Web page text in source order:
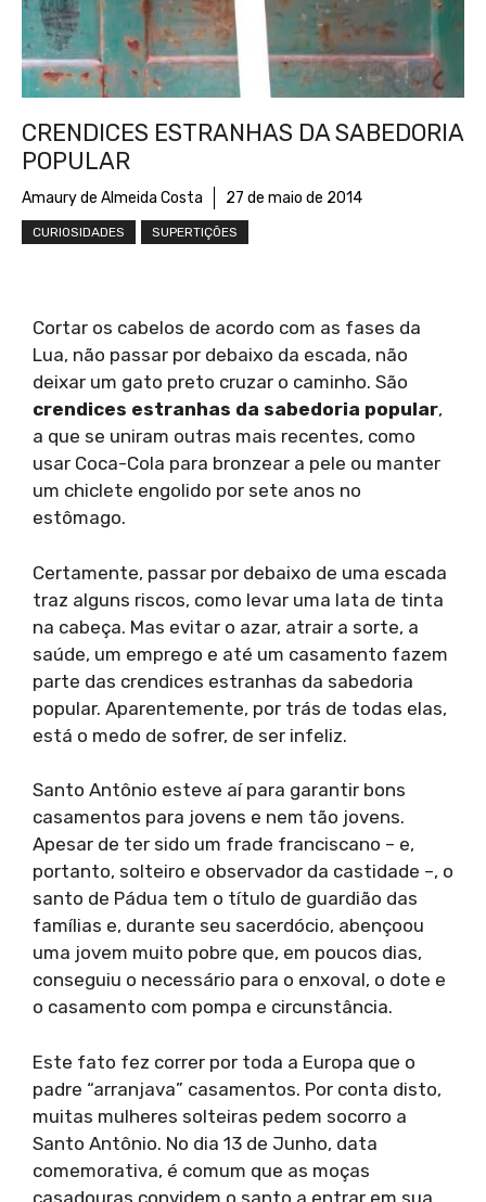
CRENDICES ESTRANHAS DA SABEDORIA
POPULAR
Amaury de Almeida Costa 27 de maio de 2014
CURIOSIDADES SUPERTIÇÕES
Cortar os cabelos de acordo com as fases da
Lua, não passar por debaixo da escada, não
deixar um gato preto cruzar o caminho. São
crendices estranhas da sabedoria popular,
a que se uniram outras mais recentes, como
usar Coca-Cola para bronzear a pele ou manter
um chiclete engolido por sete anos no
estômago.
Certamente, passar por debaixo de uma escada
traz alguns riscos, como levar uma lata de tinta
na cabeça. Mas evitar o azar, atrair a sorte, a
saúde, um emprego e até um casamento fazem
parte das crendices estranhas da sabedoria
popular. Aparentemente, por trás de todas elas,
está o medo de sofrer, de ser infeliz.
Santo Antônio esteve aí para garantir bons
casamentos para jovens e nem tão jovens.
Apesar de ter sido um frade franciscano – e,
portanto, solteiro e observador da castidade –, o
santo de Pádua tem o título de guardião das
famílias e, durante seu sacerdócio, abençoou
uma jovem muito pobre que, em poucos dias,
conseguiu o necessário para o enxoval, o dote e
o casamento com pompa e circunstância.
Este fato fez correr por toda a Europa que o
padre “arranjava” casamentos. Por conta disto,
muitas mulheres solteiras pedem socorro a
Santo Antônio. No dia 13 de Junho, data
comemorativa, é comum que as moças
casadouras convidem o santo a entrar em sua